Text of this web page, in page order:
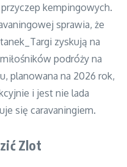
kempingowych.
sprawia, że
zyskują na
podróży na
planowana na 2026 rok,
i jest nie lada
się caravaningiem.
Zlot